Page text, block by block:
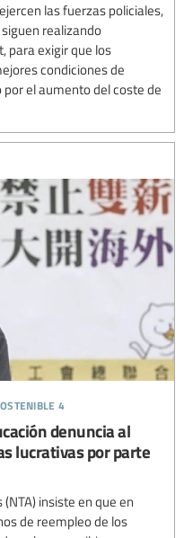
las fuerzas policiales,
realizando
para exigir que los
condiciones de
el aumento del coste de
4
denuncia al
lucrativas por parte
insiste en que en
de reempleo de los